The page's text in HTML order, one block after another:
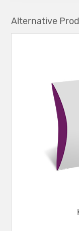
Alternative